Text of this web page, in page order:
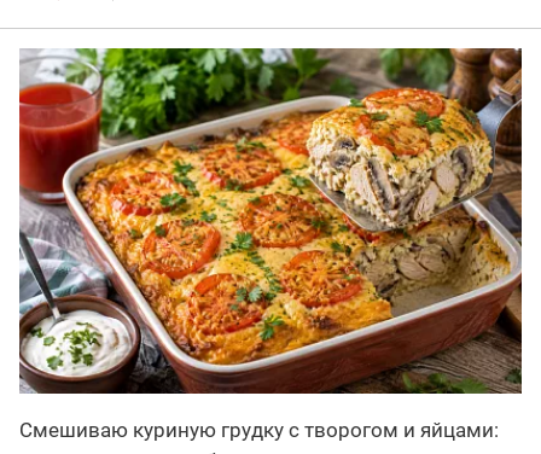
Смешиваю куриную грудку с творогом и яйцами: